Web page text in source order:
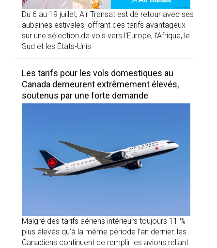
Du 6 au 19 juillet, Air Transat est de retour avec ses
aubaines estivales, offrant des tarifs avantageux
sur une sélection de vols vers l’Europe, l’Afrique, le
Sud et les États-Unis
Les tarifs pour les vols domestiques au
Canada demeurent extrêmement élevés,
soutenus par une forte demande
Malgré des tarifs aériens intérieurs toujours 11 %
plus élevés qu’à la même période l’an dernier, les
Canadiens continuent de remplir les avions reliant